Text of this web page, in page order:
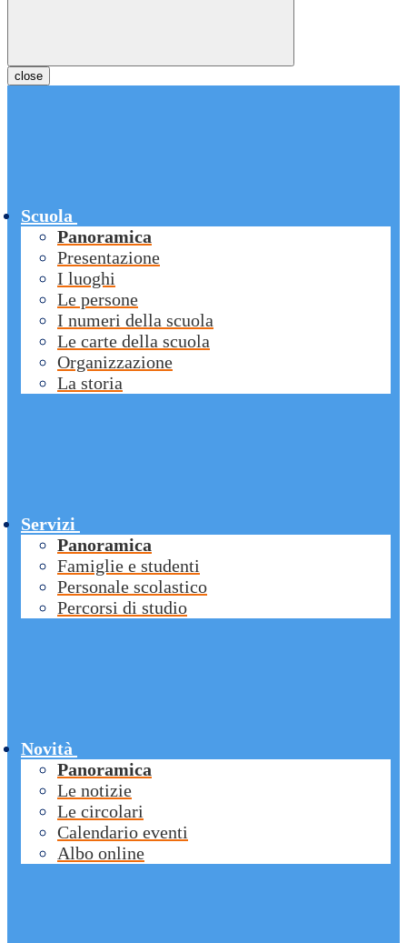
close
Scuola
Panoramica
Presentazione
I luoghi
Le persone
I numeri della scuola
Le carte della scuola
Organizzazione
La storia
Servizi
Panoramica
Famiglie e studenti
Personale scolastico
Percorsi di studio
Novità
Panoramica
Le notizie
Le circolari
Calendario eventi
Albo online